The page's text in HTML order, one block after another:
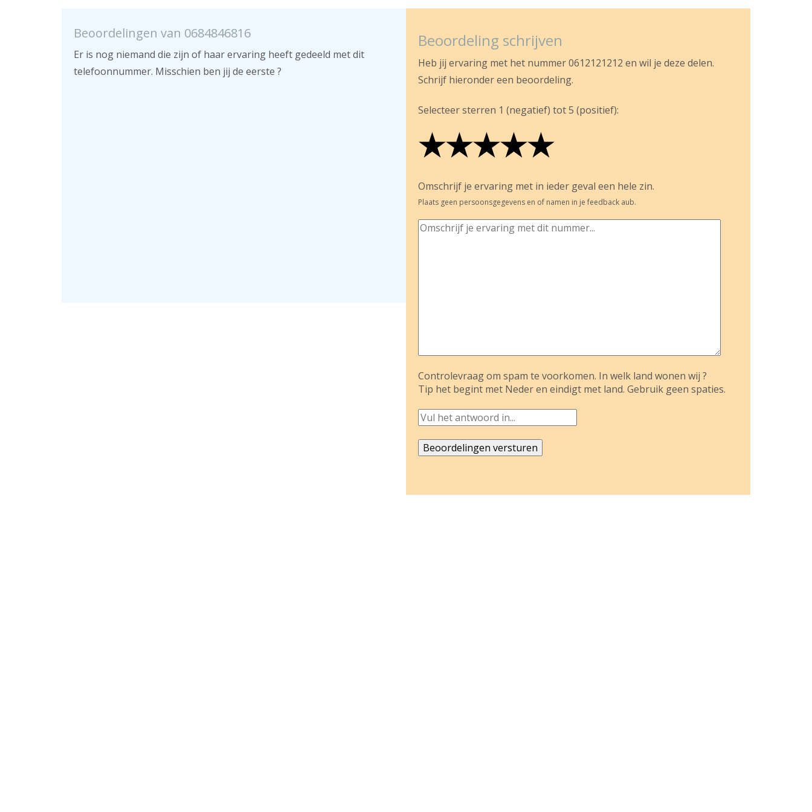
Beoordelingen van 0684846816
Er is nog niemand die zijn of haar ervaring heeft gedeeld met dit
telefoonnummer. Misschien ben jij de eerste ?
Beoordeling schrijven
Heb jij ervaring met het nummer 0612121212 en wil je deze delen.
Schrijf hieronder een beoordeling.
Selecteer sterren 1 (negatief) tot 5 (positief):
★
★★
★★★
★★★★
★★★★★
Omschrijf je ervaring met in ieder geval een hele zin.
Plaats geen persoonsgegevens en of namen in je feedback aub.
Controlevraag om spam te voorkomen. In welk land wonen wij ?
Tip het begint met Neder en eindigt met land. Gebruik geen spaties.